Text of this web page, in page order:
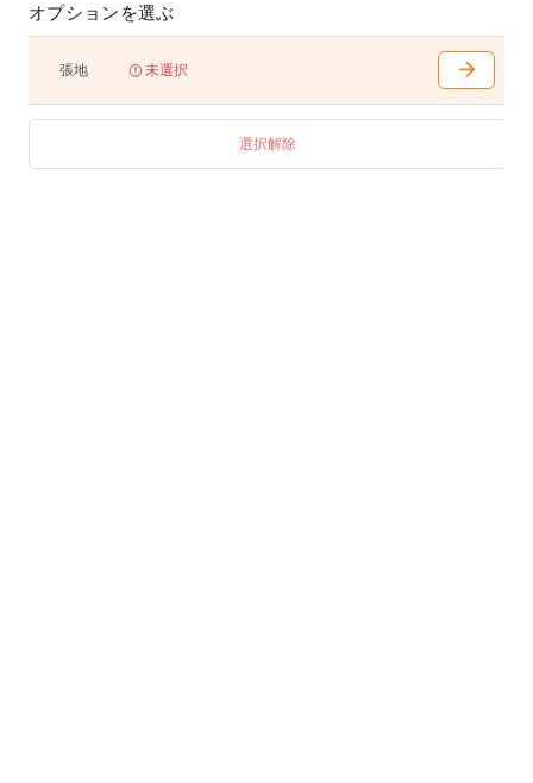
オプションを選ぶ
張地 未選択
選択解除